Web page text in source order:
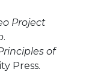
Project
.
of
Press.